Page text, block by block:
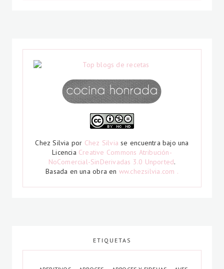
Chez Silvia por Chez Silvia se encuentra bajo una
Licencia Creative Commons Atribución-
NoComercial-SinDerivadas 3.0 Unported.
Basada en una obra en ww.chezsilvia.com .
ETIQUETAS